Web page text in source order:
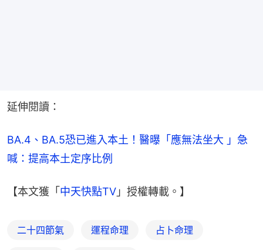
延伸閱讀：
BA.4、BA.5恐已進入本土！醫曝「應無法坐大 」急
喊：提高本土定序比例
【本文獲「 中天快點TV 」授權轉載。】
二十四節氣 運程命理 占卜命理